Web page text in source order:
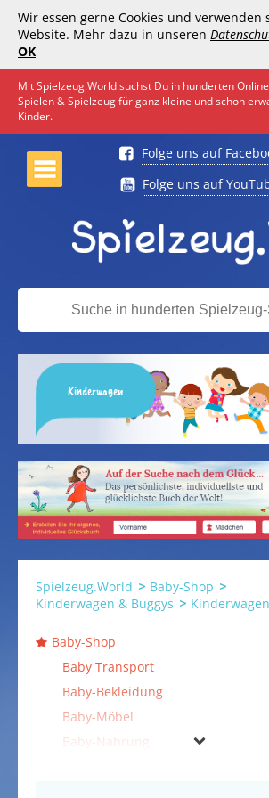
Wir essen gerne Cookies und verwenden
Website. Mehr dazu in unseren
OK
Mit Spielzeug.World suchst Du in hunderten
Spielen & Spielzeug für ganz kleine und schon
Kinder.
Folge uns auf
Folge uns auf
Kinderwagen
Spielzeug.World
Baby-Shop
Kinderwagen & Buggys
Kinderwagen
Baby-Shop
Baby Transport
Baby-Bekleidung
Baby-Möbel
Baby-Nahrung